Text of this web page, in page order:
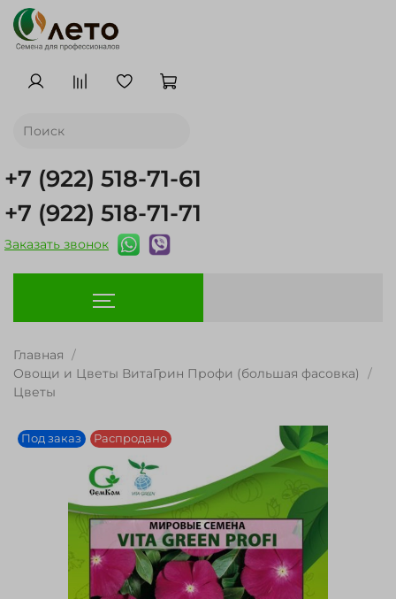
+7 (922) 518-71-61
+7 (922) 518-71-71
Заказать звонок
Главная
Овощи и Цветы ВитаГрин Профи (большая фасовка)
Цветы
Под заказ Распродано